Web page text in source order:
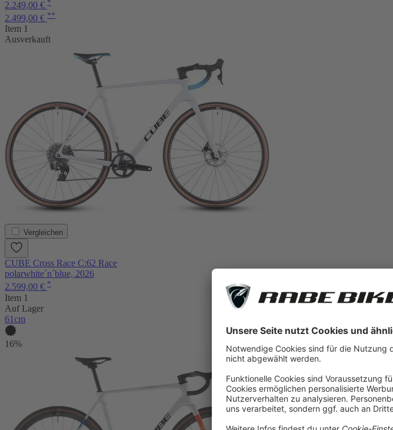
2.249,00 € *
2.499,00 € **
Item 1
Ausverkauft
Vergleichen
CUBE Cross Race C:62 Race
polarwhite´n´blue, 2026
2.599,00 € *
Item 1
Auf Lager
61cm
16%